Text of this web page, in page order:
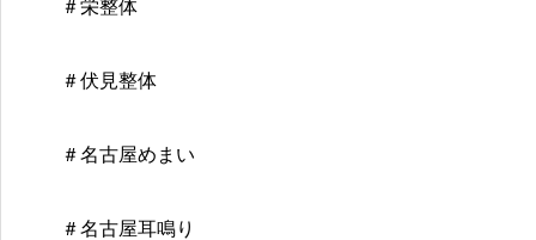
＃栄整体
＃伏見整体
＃名古屋めまい
＃名古屋耳鳴り